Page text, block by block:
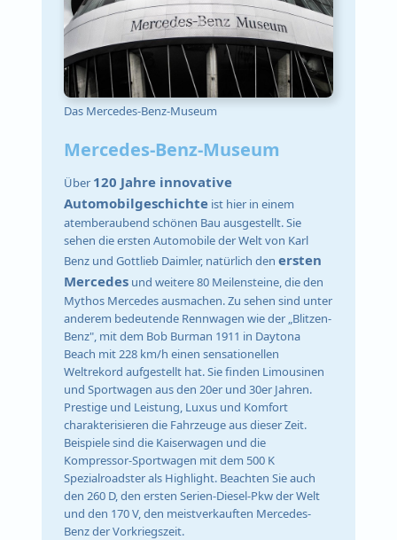
Das Mercedes-Benz-Museum
Mercedes-Benz-Museum
Über 120 Jahre innovative
Automobilgeschichte ist hier in einem
atemberaubend schönen Bau ausgestellt. Sie
sehen die ersten Automobile der Welt von Karl
Benz und Gottlieb Daimler, natürlich denersten
Mercedes und weitere 80 Meilensteine, die den
Mythos Mercedes ausmachen. Zu sehen sind unter
anderem bedeutende Rennwagen wie der „Blitzen-
Benz", mit dem Bob Burman 1911 in Daytona
Beach mit 228 km/h einen sensationellen
Weltrekord aufgestellt hat. Sie finden Limousinen
und Sportwagen aus den 20er und 30er Jahren.
Prestige und Leistung, Luxus und Komfort
charakterisieren die Fahrzeuge aus dieser Zeit.
Beispiele sind die Kaiserwagen und die
Kompressor-Sportwagen mit dem 500 K
Spezialroadster als Highlight. Beachten Sie auch
den 260 D, den ersten Serien-Diesel-Pkw der Welt
und den 170 V, den meistverkauften Mercedes-
Benz der Vorkriegszeit.